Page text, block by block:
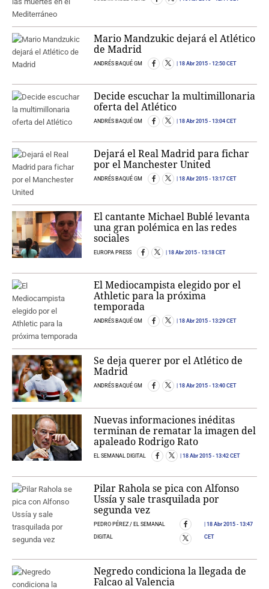
Mario Mandzukic dejará el Atlético
de Madrid
ANDRÉS BAQUÉ GM 18 Abr 2015 - 12:50 CET
Decide escuchar la multimillonaria
oferta del Atlético
ANDRÉS BAQUÉ GM 18 Abr 2015 - 13:04 CET
Dejará el Real Madrid para fichar
por el Manchester United
ANDRÉS BAQUÉ GM 18 Abr 2015 - 13:17 CET
El cantante Michael Bublé levanta
una gran polémica en las redes
sociales
EUROPA PRESS 18 Abr 2015 - 13:18 CET
El Mediocampista elegido por el
Athletic para la próxima
temporada
ANDRÉS BAQUÉ GM 18 Abr 2015 - 13:29 CET
Se deja querer por el Atlético de
Madrid
ANDRÉS BAQUÉ GM 18 Abr 2015 - 13:40 CET
Nuevas informaciones inéditas
terminan de rematar la imagen del
apaleado Rodrigo Rato
EL SEMANAL DIGITAL 18 Abr 2015 - 13:42 CET
Pilar Rahola se pica con Alfonso
Ussía y sale trasquilada por
segunda vez
PEDRO PÉREZ / EL SEMANAL
DIGITAL
18 Abr 2015 - 13:47
CET
Negredo condiciona la llegada de
Falcao al Valencia